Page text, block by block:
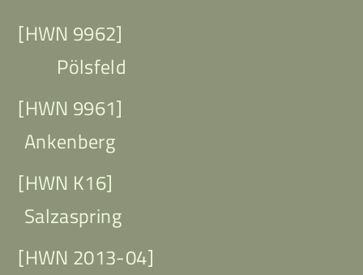
[HWN 9962]
Pölsfeld
[HWN 9961]
Ankenberg
[HWN K16]
Salzaspring
[HWN 2013-04]